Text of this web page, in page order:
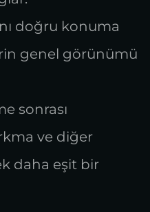
doğru konuma
genel görünümü
sonrası
ve diğer
daha eşit bir